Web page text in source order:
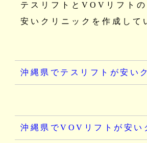
テスリフトとVOVリフトの
安いクリニックを作成して
沖縄県でテスリフトが安い
沖縄県でVOVリフトが安い